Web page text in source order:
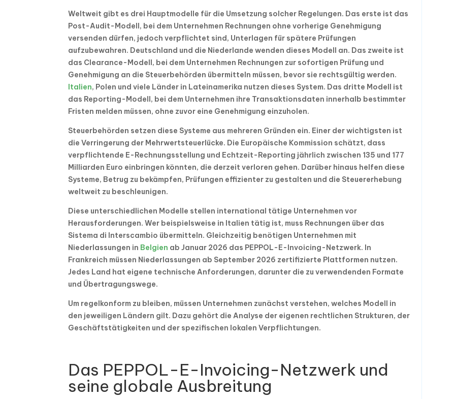
Weltweit gibt es drei Hauptmodelle für die Umsetzung solcher Regelungen. Das erste ist das
Post-Audit-Modell, bei dem Unternehmen Rechnungen ohne vorherige Genehmigung
versenden dürfen, jedoch verpflichtet sind, Unterlagen für spätere Prüfungen
aufzubewahren. Deutschland und die Niederlande wenden dieses Modell an. Das zweite ist
das Clearance-Modell, bei dem Unternehmen Rechnungen zur sofortigen Prüfung und
Genehmigung an die Steuerbehörden übermitteln müssen, bevor sie rechtsgültig werden.
Italien, Polen und viele Länder in Lateinamerika nutzen dieses System. Das dritte Modell ist
das Reporting-Modell, bei dem Unternehmen ihre Transaktionsdaten innerhalb bestimmter
Fristen melden müssen, ohne zuvor eine Genehmigung einzuholen.
Steuerbehörden setzen diese Systeme aus mehreren Gründen ein. Einer der wichtigsten ist
die Verringerung der Mehrwertsteuerlücke. Die Europäische Kommission schätzt, dass
verpflichtende E-Rechnungsstellung und Echtzeit-Reporting jährlich zwischen 135 und 177
Milliarden Euro einbringen könnten, die derzeit verloren gehen. Darüber hinaus helfen diese
Systeme, Betrug zu bekämpfen, Prüfungen effizienter zu gestalten und die Steuererhebung
weltweit zu beschleunigen.
Diese unterschiedlichen Modelle stellen international tätige Unternehmen vor
Herausforderungen. Wer beispielsweise in Italien tätig ist, muss Rechnungen über das
Sistema di Interscambio übermitteln. Gleichzeitig benötigen Unternehmen mit
Niederlassungen in Belgien ab Januar 2026 das PEPPOL-E-Invoicing-Netzwerk. In
Frankreich müssen Niederlassungen ab September 2026 zertifizierte Plattformen nutzen.
Jedes Land hat eigene technische Anforderungen, darunter die zu verwendenden Formate
und Übertragungswege.
Um regelkonform zu bleiben, müssen Unternehmen zunächst verstehen, welches Modell in
den jeweiligen Ländern gilt. Dazu gehört die Analyse der eigenen rechtlichen Strukturen, der
Geschäftstätigkeiten und der spezifischen lokalen Verpflichtungen.
Das PEPPOL-E-Invoicing-Netzwerk und
seine globale Ausbreitung